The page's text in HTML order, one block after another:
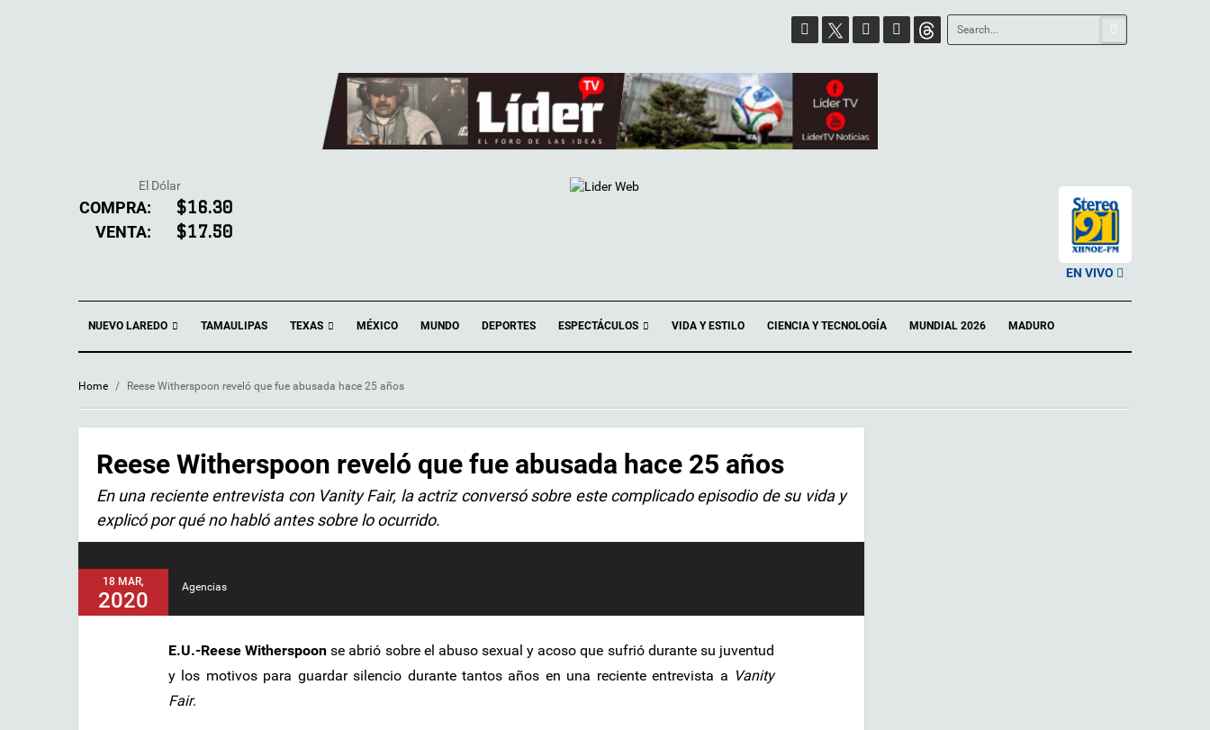
El Dólar
COMPRA: $16.30
VENTA: $17.50
EN VIVO
NUEVO LAREDO TAMAULIPAS TEXAS MÉXICO MUNDO DEPORTES ESPECTÁCULOS VIDA Y ESTILO CIENCIA Y TECNOLOGÍA MUNDIAL 2026 MADURO
Home / Reese Witherspoon reveló que fue abusada hace 25 años
Reese Witherspoon reveló que fue abusada hace 25 años
En una reciente entrevista con Vanity Fair, la actriz conversó sobre este complicado episodio de su vida y
explicó por qué no habló antes sobre lo ocurrido.
18 MAR,
2020
Agencias
E.U.-Reese Witherspoon se abrió sobre el abuso sexual y acoso que sufrió durante su juventud
y los motivos para guardar silencio durante tantos años en una reciente entrevista a Vanity
Fair.